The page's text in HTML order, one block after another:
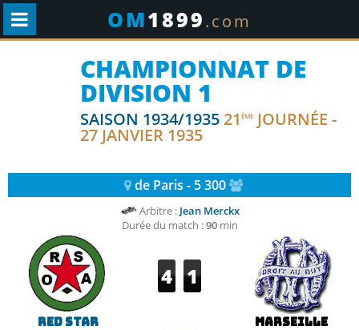
OM1899.com
CHAMPIONNAT DE
DIVISION 1
SAISON 1934/1935 21 ÈME JOURNÉE -
27 JANVIER 1935
de Paris - 5 300
Arbitre : Jean Merckx
Durée du match :90min
Red Star
4 1
Marseille